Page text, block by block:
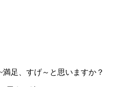
足、すげ～と思いますか？